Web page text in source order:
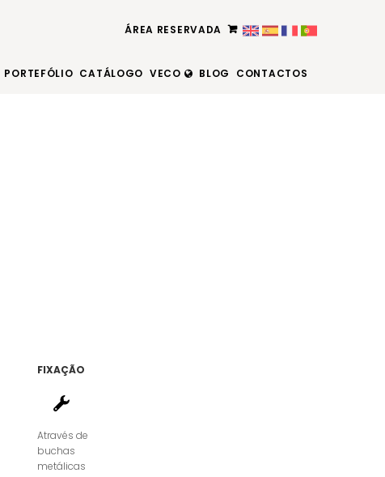
ÁREA RESERVADA
PORTEFÓLIO CATÁLOGO VECO BLOG CONTACTOS
FIXAÇÃO
Através de
buchas
metálicas